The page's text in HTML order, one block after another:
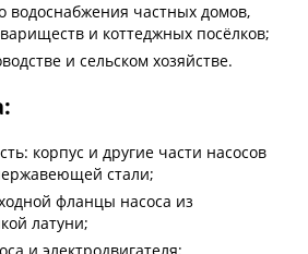
водоснабжения частных домов,
и коттеджных посёлков;
и сельском хозяйстве.
корпус и другие части насосов
стали;
фланцы насоса из
латуни;